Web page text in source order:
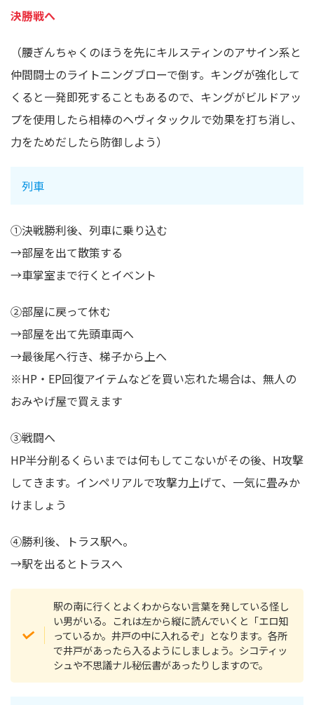
決勝戦へ
（腰ぎんちゃくのほうを先にキルスティンのアサイン系と
仲間闘士のライトニングブローで倒す。キングが強化して
くると一発即死することもあるので、キングがビルドアッ
プを使用したら相棒のヘヴィタックルで効果を打ち消し、
力をためだしたら防御しよう）
列車
①決戦勝利後、列車に乗り込む
→部屋を出て散策する
→車掌室まで行くとイベント
②部屋に戻って休む
→部屋を出て先頭車両へ
→最後尾へ行き、梯子から上へ
※HP・EP回復アイテムなどを買い忘れた場合は、無人の
おみやげ屋で買えます
③戦闘へ
HP半分削るくらいまでは何もしてこないがその後、H攻撃
してきます。インペリアルで攻撃力上げて、一気に畳みか
けましょう
④勝利後、トラス駅へ。
→駅を出るとトラスへ
駅の南に行くとよくわからない言葉を発している怪し
い男がいる。これは左から縦に読んでいくと「エロ知
っているか。井戸の中に入れるぞ」となります。各所
で井戸があったら入るようにしましょう。シコティッ
シュや不思議ナル秘伝書があったりしますので。